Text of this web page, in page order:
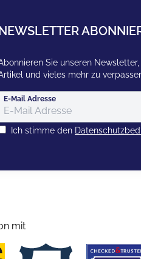
Sie unseren
und vieles mehr zu
E-Mail Adresse
Ich stimme den
mit